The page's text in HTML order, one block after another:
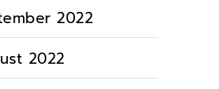
2022
2022